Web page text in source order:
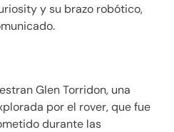
y su brazo robótico,
Glen Torridon, una
por el rover, que fue
durante las